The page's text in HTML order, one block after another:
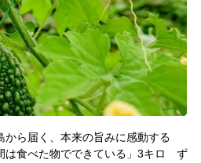
から届く、本来の旨みに感動する
は食べた物でできている」3キロ ず